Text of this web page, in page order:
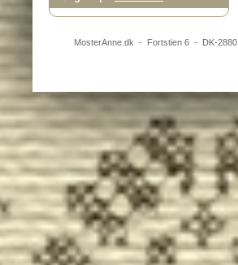
MosterAnne.dk - Fortstien 6- DK-2880